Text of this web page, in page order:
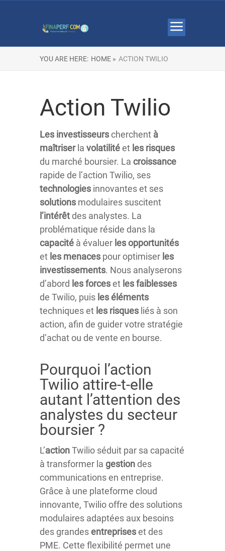
YOU ARE HERE: HOME » ACTION TWILIO
Action Twilio
Les investisseurscherchent à
maîtriserla volatilitéet les risques
du marché boursier. La croissance
rapide de l’action Twilio, ses
technologies innovantes et ses
solutions modulaires suscitent
l’intérêt des analystes. La
problématique réside dans la
capacité à évaluer les opportunités
et les menaces pour optimiser les
investissements. Nous analyserons
d’abord les forceset les faiblesses
de Twilio, puis les éléments
techniques et les risques liés à son
action, afin de guider votre stratégie
d’achat ou de vente en bourse.
Pourquoi l’action
Twilio attire-t-elle
autant l’attention des
analystes du secteur
boursier ?
L’actionTwilio séduit par sa capacité
à transformer la gestion des
communications en entreprise.
Grâce à une plateforme cloud
innovante, Twilio offre des solutions
modulaires adaptées aux besoins
des grandesentrepriseset des
PME. Cette flexibilité permet une